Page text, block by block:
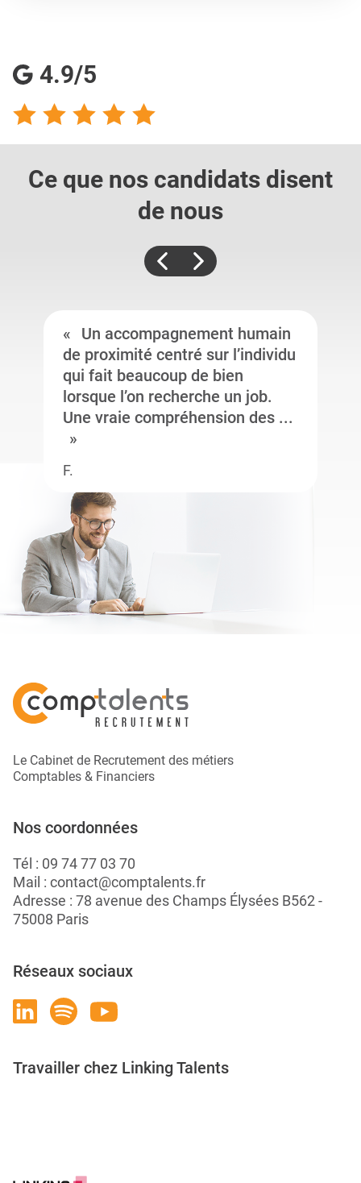
4.9/5
Ce que nos candidats disent
de nous
Un accompagnement humain
de proximité centré sur l’individu
qui fait beaucoup de bien
lorsque l’on recherche un job.
Une vraie compréhension des ...
F.
Le Cabinet de Recrutement des métiers
Comptables & Financiers
Nos coordonnées
Tél : 09 74 77 03 70
Mail : contact@comptalents.fr
Adresse : 78 avenue des Champs Élysées B562 -
75008 Paris
Réseaux sociaux
Travailler chez Linking Talents